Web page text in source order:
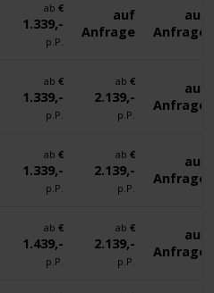
ab€
1.339,-
p.P.
auf
Anfrage
auf
Anfrage
ab€
1.339,-
p.P.
ab€
2.139,-
p.P.
auf
Anfrage
ab€
1.339,-
p.P.
ab€
2.139,-
p.P.
auf
Anfrage
ab€
1.439,-
p.P.
ab€
2.139,-
p.P.
auf
Anfrage